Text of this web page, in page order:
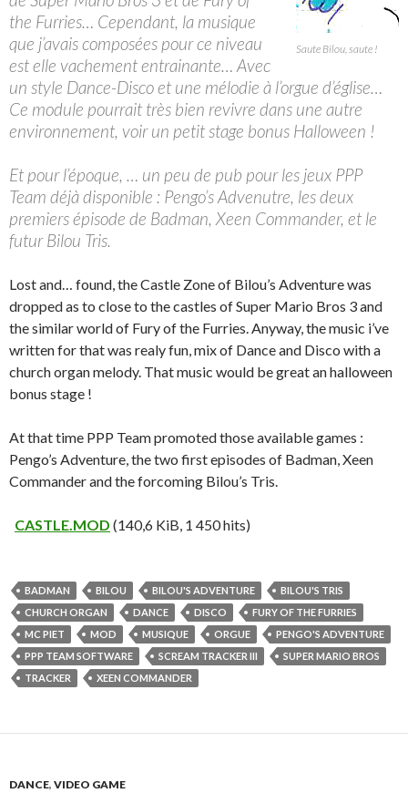
Saute Bilou, saute !
the Furries… Cependant, la musique
que j’avais composées pour ce niveau
est elle vachement entrainante… Avec
un style Dance-Disco et une mélodie à l’orgue d’église…
Ce module pourrait très bien revivre dans une autre
environnement, voir un petit stage bonus Halloween !
Et pour l’époque, … un peu de pub pour les jeux PPP
Team déjà disponible : Pengo’s Advenutre, les deux
premiers épisode de Badman, Xeen Commander, et le
futur Bilou Tris.
Lost and… found, the Castle Zone of Bilou’s Adventure was
dropped as to close to the castles of Super Mario Bros 3 and
the similar world of Fury of the Furries. Anyway, the music i’ve
written for that was realy fun, mix of Dance and Disco with a
church organ melody. That music would be great an halloween
bonus stage !
At that time PPP Team promoted those available games :
Pengo’s Adventure, the two first episodes of Badman, Xeen
Commander and the forcoming Bilou’s Tris.
CASTLE.MOD (140,6 KiB, 1 450 hits)
BADMAN BILOU BILOU'S ADVENTURE
BILOU'S TRIS
CHURCH ORGAN
DANCE DISCO
FURY OF THE FURRIES
MC PIET
MOD MUSIQUE ORGUE
PENGO'S ADVENTURE
PPP TEAM SOFTWARE
SCREAM TRACKER III
SUPER MARIO BROS
TRACKER
XEEN COMMANDER
DANCE, VIDEO GAME